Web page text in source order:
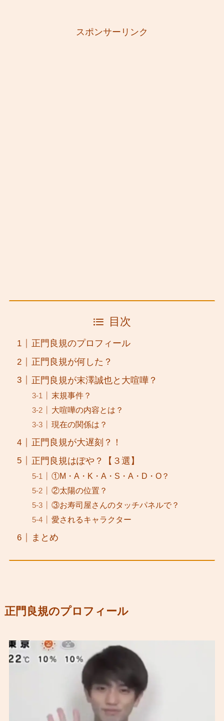
スポンサーリンク
目次
正門良規のプロフィール
正門良規が何した？
正門良規が末澤誠也と大喧嘩？
末規事件？
大喧嘩の内容とは？
現在の関係は？
正門良規が大遅刻？！
正門良規はぽや？【３選】
①M・A・K・A・S・A・D・O？
②太陽の位置？
③お寿司屋さんのタッチパネルで？
愛されるキャラクター
まとめ
正門良規のプロフィール